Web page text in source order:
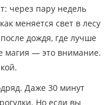
через пару недель
меняется свет в лесу
дождя, где лучше
магия — это внимание.
Даже 30 минут
Но если вы